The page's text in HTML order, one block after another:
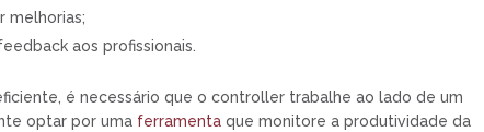
melhorias;
aos profissionais.
é necessário que o controller trabalhe ao lado de um
optar por uma ferramenta que monitore a produtividade da